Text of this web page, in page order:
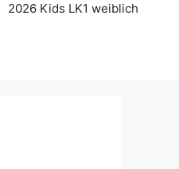
2026 Kids LK1 weiblich